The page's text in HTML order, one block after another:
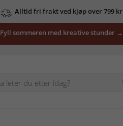
Alltid fri frakt ved kjøp over 799 kr
Fyll sommeren med kreative stunder →